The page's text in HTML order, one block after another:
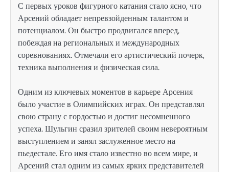
С первых уроков фигурного катания стало ясно, что
Арсений обладает непревзойденным талантом и
потенциалом. Он быстро продвигался вперед,
побеждая на региональных и международных
соревнованиях. Отмечали его артистический почерк,
техника выполнения и физическая сила.
Одним из ключевых моментов в карьере Арсения
было участие в Олимпийских играх. Он представлял
свою страну с гордостью и достиг несомненного
успеха. Шульгин сразил зрителей своим невероятным
выступлением и занял заслуженное место на
пьедестале. Его имя стало известно во всем мире, и
Арсений стал одним из самых ярких представителей